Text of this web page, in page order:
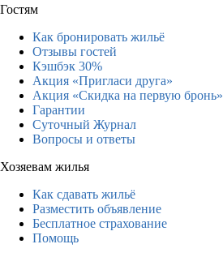
Гостям
Как бронировать жильё
Отзывы гостей
Кэшбэк 30%
Акция «Пригласи друга»
Акция «Скидка на первую бронь»
Гарантии
Суточный Журнал
Вопросы и ответы
Хозяевам жилья
Как сдавать жильё
Разместить объявление
Бесплатное страхование
Помощь